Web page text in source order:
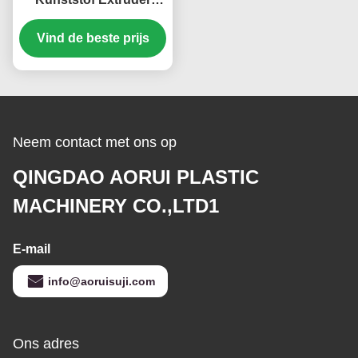
Machine De Toekomst
van de Productie
Vind de beste prijs
Neem contact met ons op
QINGDAO AORUI PLASTIC
MACHINERY CO.,LTD1
E-mail
info@aoruisuji.com
Ons adres